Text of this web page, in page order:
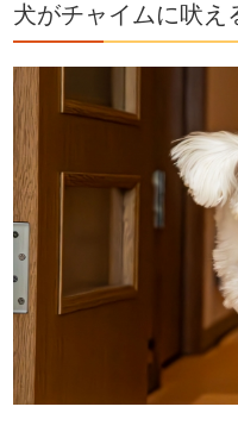
犬がチャイムに吠え